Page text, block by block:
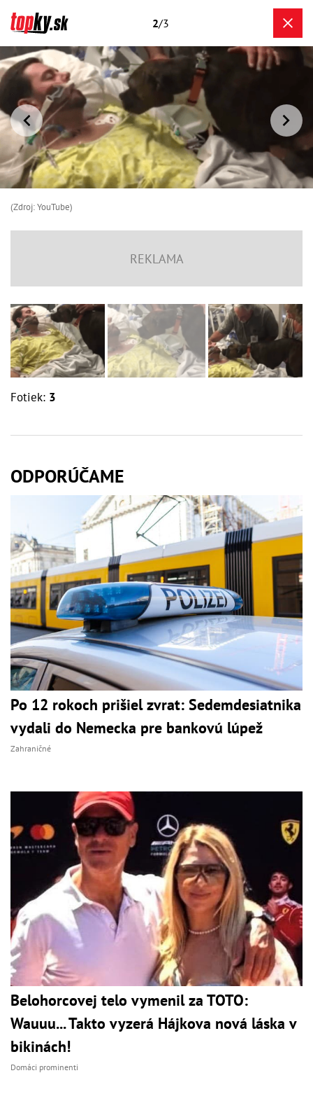
2/3
(Zdroj: YouTube)
Fotiek: 3
ODPORÚČAME
Po 12 rokoch prišiel zvrat: Sedemdesiatnika
vydali do Nemecka pre bankovú lúpež
Zahraničné
Belohorcovej telo vymenil za TOTO:
Wauuu... Takto vyzerá Hájkova nová láska v
bikinách!
Domáci prominenti